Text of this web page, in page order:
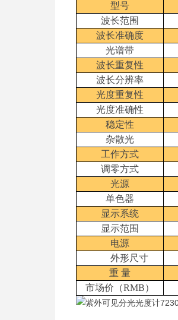
型号
波长范围
波长准确度
光谱带
波长重复性
波长分辨率
光度重复性
光度准确性
稳定性
杂散光
工作方式
调零方式
光源
单色器
显示系统
显示范围
电源
外形尺寸
重 量
市场价（RMB）